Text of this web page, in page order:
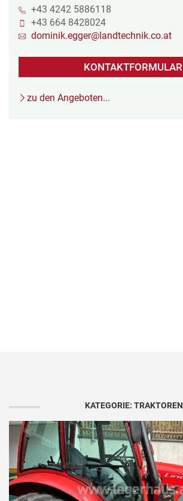
+43 4242 5886118
+43 664 8428024
dominik.egger@landtechnik.co.at
KONTAKTFORMULAR
zu den Angeboten...
KATEGORIE: TRAKTOREN